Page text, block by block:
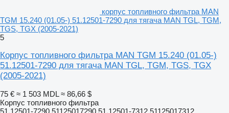
корпус топливного фильтра MAN
TGM 15.240 (01.05-) 51.12501-7290 для тягача MAN TGL, TGM,
TGS, TGX (2005-2021)
5
Корпус топливного фильтра MAN TGM 15.240 (01.05-)
51.12501-7290 для тягача MAN TGL, TGM, TGS, TGX
(2005-2021)
75 € ≈ 1 503 MDL ≈ 86,66 $
Корпус топливного фильтра
51.12501-7290 51125017290 51.12501-7312 51125017312